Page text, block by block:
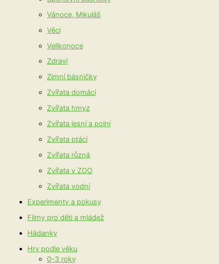
Vánoce, Mikuláš
Věci
Velikonoce
Zdraví
Zimní básničky
Zvířata domácí
Zvířata hmyz
Zvířata lesní a polní
Zvířata ptáci
Zvířata různá
Zvířata v ZOO
Zvířata vodní
Experimenty a pokusy
Filmy pro děti a mládež
Hádanky
Hry podle věku
0-3 roky